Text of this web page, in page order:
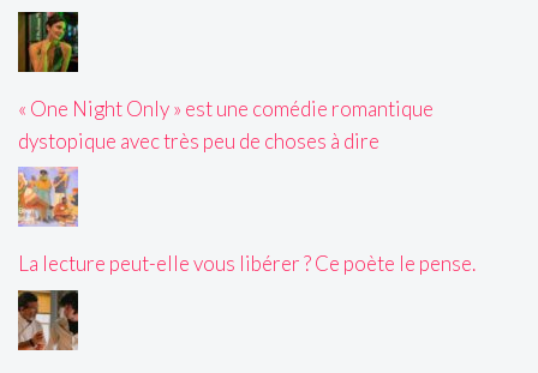
« One Night Only » est une comédie romantique
dystopique avec très peu de choses à dire
La lecture peut-elle vous libérer ? Ce poète le pense.